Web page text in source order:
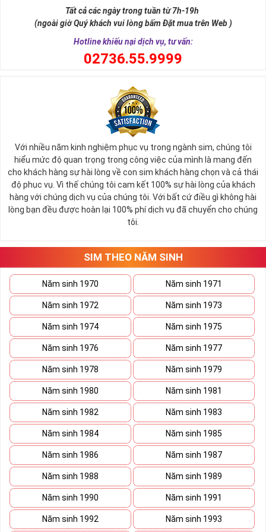
hồng mao. Bởi đây là con số đẹp nhất, quyền quý nhất trong tất cả
các số còn lại nó đại diện cho quyền lực, sức mạnh, sự kiêu hãnh
Sim Lục Quý 9 có ý nghĩa gì?
đạt, người có vị thế khẳng định tên tuổi, uy tín của mình trên
thương trường. Sở hữu sim số đẹp lục quý, sim lục quý 9 nói chung
sẽ giúp bạn xây dựng thương hiệu, tạo ấn tượng với đối tác kinh
doanh biến nó thành vũ khí sắc bén đánh bại mọi đối thủ cạnh
tranh trên bàn đàm phán.
Ý nghĩa Sim Lục Quý 9 được coi biểu trưng cho sức mạnh và quyền
lực của bậc đế vương. Việc kết hợp 6 con số 9 lại thành bộ lục quý
sẽ giúp chosim số đẹpgiàu ý nghĩa phong thủy thể hiện đẳng cấp,
địa vị và tiền tài.
Theo phong thủy đây còn là số sim kích tài, chiêu lộc đem đến
cuộc sống giàu sang phú quý cho mọi người. Bên cạnh đó số sim
còn là bùa hộ mệnh xua đuổi tà khí, vận hạn giúp cuộc sống bạn
luôn bình an và hạnh phúc.
Tại sao nên sở hữu Sim Lục Quý 9?
Tất cả các ngày trong tuần từ 7h-19h
(ngoài giờ Quý khách vui lòng bấm Đặt mua trên Web )
Hotline khiếu nại dịch vụ, tư vấn:
02736.55.9999
Với nhiều năm kinh nghiệm phục vụ trong ngành sim, chúng tôi
hiểu mức độ quan trọng trong công việc của mình là mang đến
cho khách hàng sự hài lòng về con sim khách hàng chọn và cả thái
độ phục vụ. Vì thế chúng tôi cam kết 100% sự hài lòng của khách
hàng với chúng dịch vụ của chúng tôi. Với bất cứ điều gì không hài
lòng bạn đều được hoàn lại 100% phí dịch vụ đã chuyển cho chúng
tôi.
SIM THEO NĂM SINH
Năm sinh 1970 Năm sinh 1971
Năm sinh 1972 Năm sinh 1973
Năm sinh 1974 Năm sinh 1975
Năm sinh 1976 Năm sinh 1977
Năm sinh 1978 Năm sinh 1979
Năm sinh 1980 Năm sinh 1981
Năm sinh 1982 Năm sinh 1983
Năm sinh 1984 Năm sinh 1985
Năm sinh 1986 Năm sinh 1987
Năm sinh 1988 Năm sinh 1989
Năm sinh 1990 Năm sinh 1991
Năm sinh 1992 Năm sinh 1993